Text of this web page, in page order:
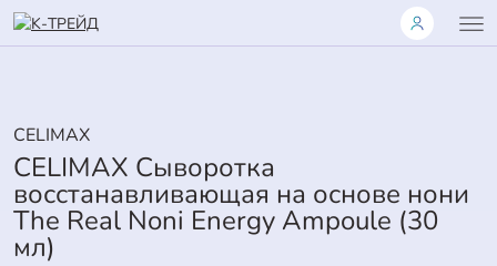
CELIMAX
CELIMAX Сыворотка
восстанавливающая на основе нони
The Real Noni Energy Ampoule (30
мл)